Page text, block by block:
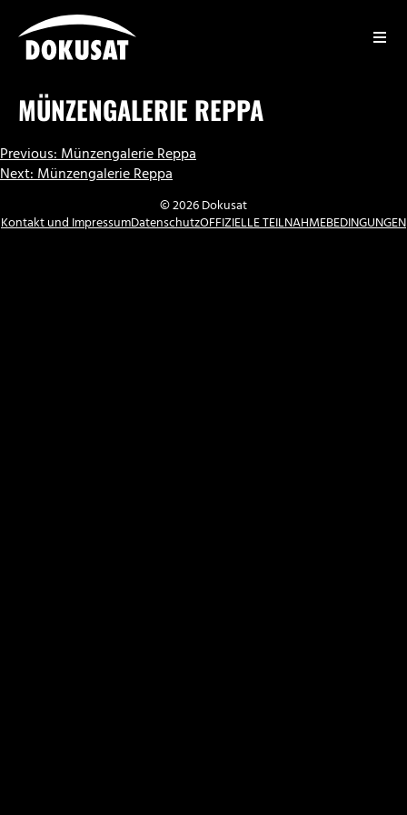
Inhalt
springen
MÜNZENGALERIE REPPA
BEITRAGSNAVIGATION
Previous:Münzengalerie Reppa
Next:Münzengalerie Reppa
© 2026 Dokusat
Kontakt und ImpressumDatenschutzOFFIZIELLE TEILNAHMEBEDINGUNGEN